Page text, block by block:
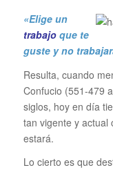
«Elige un
trabajoque te
guste y no
Resulta, cuando
Confucio (551-479
siglos, hoy en día
tan vigente y actual
estará.
Lo cierto es que